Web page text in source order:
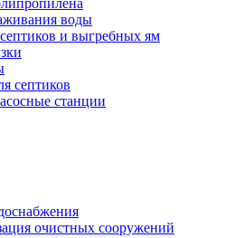
воды
и выгребных ям
септиков
станции
очистных сооружений